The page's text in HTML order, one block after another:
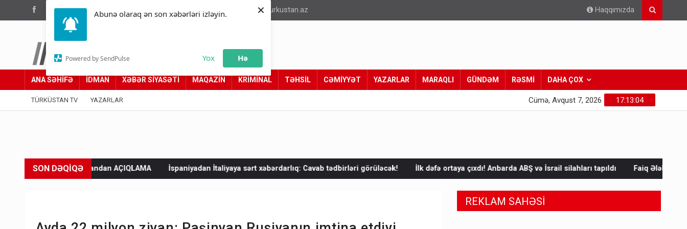
Abunə olaraq ən son xəbərləri izləyin.
Powered by SendPulse Yox Hə
×
(012) 449 94 05 info@turkustan.az Haqqımızda
Türküstan.az
Adımız yolumuzdur
ANA SƏHİFƏ İDMAN XƏBƏR SİYASƏTİ MAQAZİN KRİMİNAL TƏHSİL CƏMİYYƏT YAZARLAR MARAQLI GÜNDƏM RƏSMİ DAHA ÇOX
TÜRKÜSTAN TV YAZARLAR 17:13:06
Cümə, Avqust 7, 2026
SON DƏQİQƏ
AÇIQLAMA İspaniyadan İtaliyaya sərt xəbərdarlıq: Cavab tədbirləri görüləcək! İlk dəfə ortaya çıxdı! Anbarda ABŞ və İsrail silahları tapıldı Faiq Ələkbərlinin “Türk xalqları
REKLAM SAHƏSİ